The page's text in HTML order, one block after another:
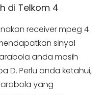
di Telkom 4
receiver mpeg 4
sinyal
anda masih
D. Perlu anda ketahui,
yang